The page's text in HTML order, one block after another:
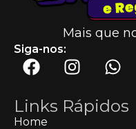
Mais que
Siga-nos:
Links Rápidos
Home